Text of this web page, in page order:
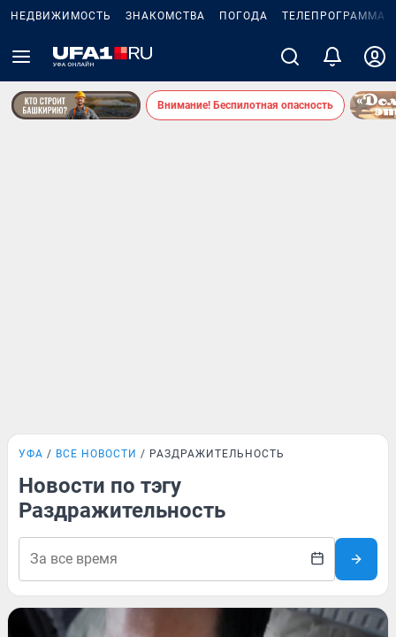
НЕДВИЖИМОСТЬ ЗНАКОМСТВА ПОГОДА ТЕЛЕПРОГРАММА
Внимание! Беспилотная опасность
УФА ВСЕ НОВОСТИ РАЗДРАЖИТЕЛЬНОСТЬ
Новости по тэгу
Раздражительность